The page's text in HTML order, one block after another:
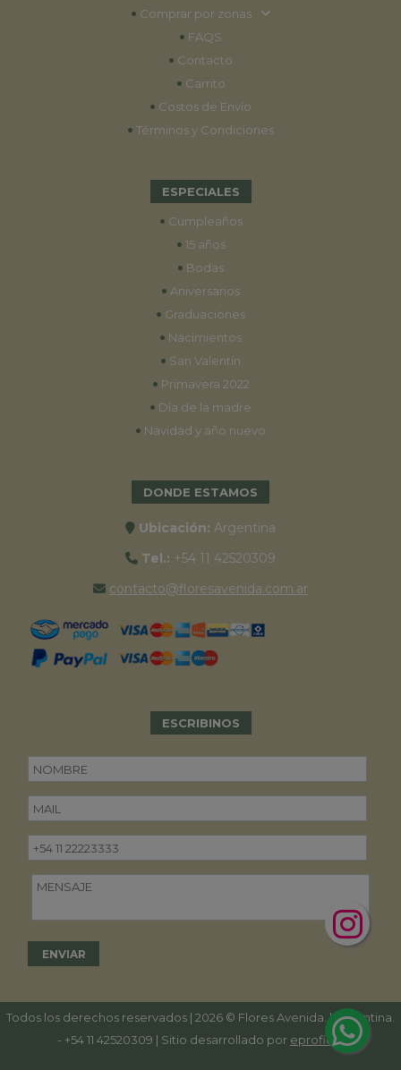
• Comprar por zonas
• FAQS
• Contacto
• Carrito
• Costos de Envío
• Términos y Condiciones
ESPECIALES
• Cumpleaños
• 15 años
• Bodas
• Aniversarios
• Graduaciones
• Nacimientos
• San Valentín
• Primavera 2022
• Día de la madre
• Navidad y año nuevo
DONDE ESTAMOS
Ubicación: Argentina
Tel.: +54 11 42520309
contacto@floresavenida.com.ar
ESCRIBINOS
Todos los derechos reservados | 2026 © Flores Avenida. | Argentina.
- +54 11 42520309 | Sitio desarrollado por eproficio